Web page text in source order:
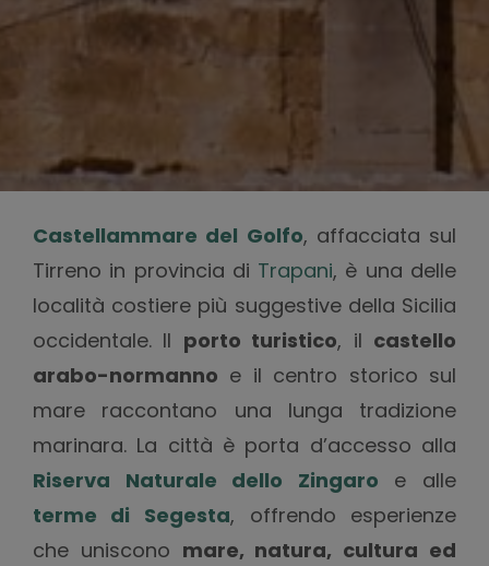
Castellammare del Golfo, affacciata sul
Tirreno in provincia di Trapani, è una delle
località costiere più suggestive della Sicilia
occidentale. Il porto turistico, il castello
arabo-normanno e il centro storico sul
mare raccontano una lunga tradizione
marinara. La città è porta d’accesso alla
Riserva Naturale dello Zingaro e alle
terme di Segesta, offrendo esperienze
che uniscono mare, natura, cultura ed